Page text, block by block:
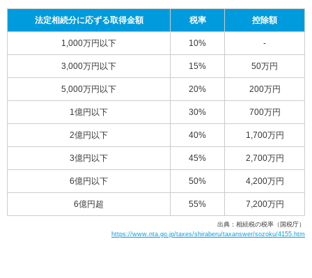
法定相続分に応ずる取得金額 税率 控除額
1,000万円以下 10% -
3,000万円以下 15% 50万円
5,000万円以下 20% 200万円
1億円以下 30% 700万円
2億円以下 40% 1,700万円
3億円以下 45% 2,700万円
6億円以下 50% 4,200万円
6億円超 55% 7,200万円
出典：相続税の税率（国税庁）
https://www.nta.go.jp/taxes/shiraberu/taxanswer/sozoku/4155.htm